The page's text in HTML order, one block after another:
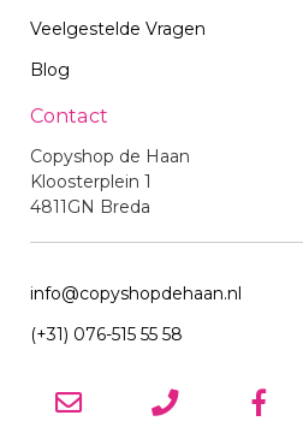
Veelgestelde Vragen
Blog
Contact
Copyshop de Haan
Kloosterplein 1
4811GN Breda
info@copyshopdehaan.nl
(+31) 076-515 55 58